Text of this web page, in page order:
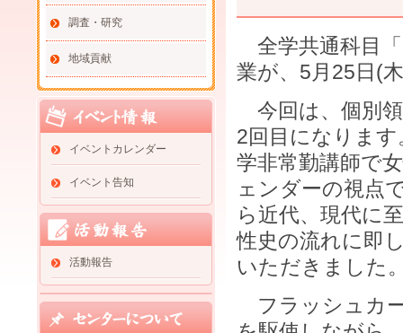
調査・研究
地域貢献
イベントカレンダー
イベント告知
活動報告
全学共通科目
業が、5月25日(
今回は、個別
2回目になりま
学非常勤講師で
ェンダーの視点
ら近代、現代に
性史の流れに即
いただきました
フラッシュカ